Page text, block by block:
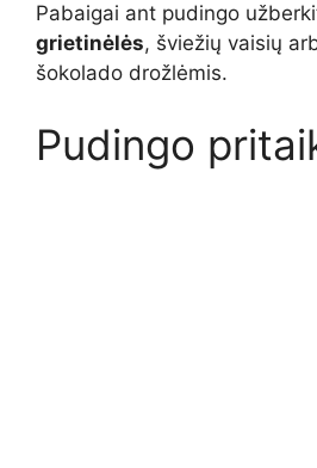
Pabaigai ant pudingo
grietinėlės, šviežių vaisių
šokolado drožlėmis.
Pudingo